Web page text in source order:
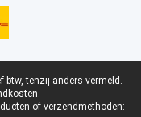
btw, tenzij anders vermeld.
of verzendmethoden: